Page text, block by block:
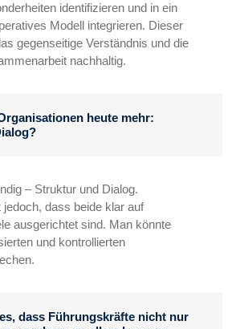
identifizieren und in ein
Modell integrieren. Dieser
gegenseitige Verständnis und die
nachhaltig.
heute mehr:
– Struktur und Dialog.
jedoch, dass beide klar auf
ausgerichtet sind. Man könnte
und kontrollierten
dass Führungskräfte nicht nur